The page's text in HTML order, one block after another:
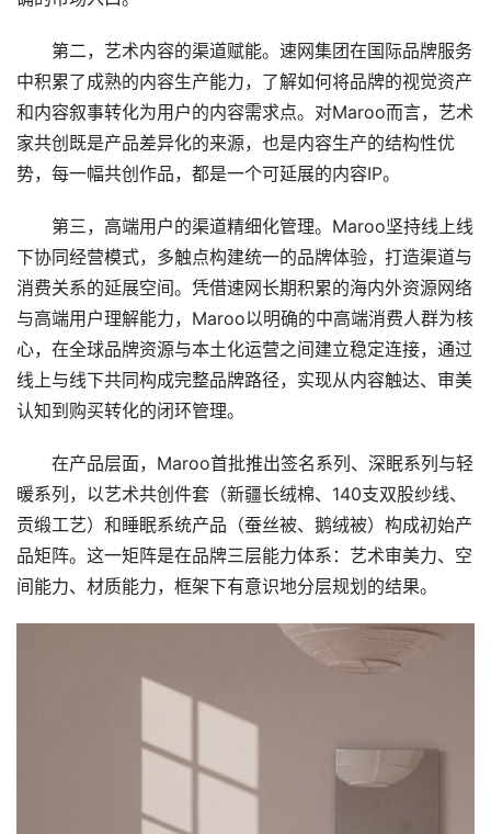
首
页
要
第二，艺术内容的渠道赋能。速网集团在国际品牌服务
中积累了成熟的内容生产能力，了解如何将品牌的视觉资产
和内容叙事转化为用户的内容需求点。对Maroo而言，艺术
家共创既是产品差异化的来源，也是内容生产的结构性优
势，每一幅共创作品，都是一个可延展的内容IP。
第三，高端用户的渠道精细化管理。Maroo坚持线上线
下协同经营模式，多触点构建统一的品牌体验，打造渠道与
消费关系的延展空间。凭借速网长期积累的海内外资源网络
与高端用户理解能力，Maroo以明确的中高端消费人群为核
心，在全球品牌资源与本土化运营之间建立稳定连接，通过
线上与线下共同构成完整品牌路径，实现从内容触达、审美
认知到购买转化的闭环管理。
在产品层面，Maroo首批推出签名系列、深眠系列与轻
暖系列，以艺术共创件套（新疆长绒棉、140支双股纱线、
贡缎工艺）和睡眠系统产品（蚕丝被、鹅绒被）构成初始产
品矩阵。这一矩阵是在品牌三层能力体系：艺术审美力、空
间能力、材质能力，框架下有意识地分层规划的结果。